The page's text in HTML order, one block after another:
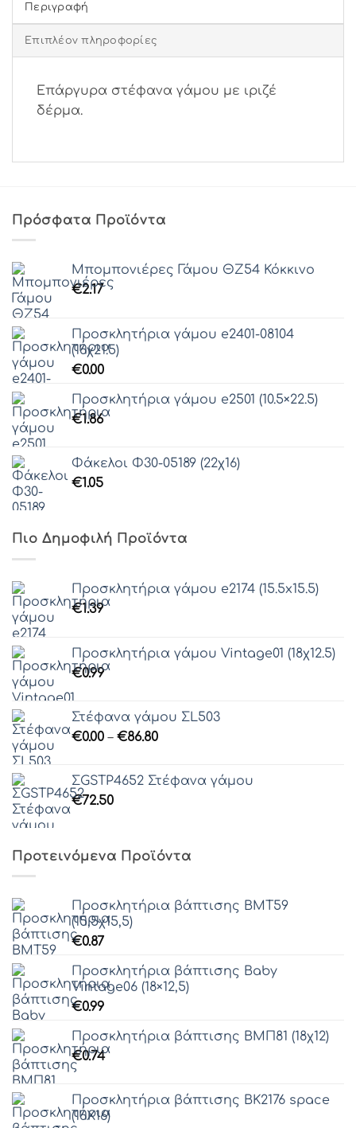
Περιγραφή
Επιπλέον πληροφορίες
Επάργυρα στέφανα γάμου με ιριζέ
δέρμα.
Πρόσφατα Προϊόντα
Μπομπονιέρες Γάμου ΘZ54 Κόκκινο
€2.17
Προσκλητήρια γάμου e2401-08104
(16χ21.5)
€0.00
Προσκλητήρια γάμου e2501 (10.5×22.5)
€1.86
Φάκελοι Φ30-05189 (22χ16)
€1.05
Πιο Δημοφιλή Προϊόντα
Προσκλητήρια γάμου e2174 (15.5x15.5)
€1.39
Προσκλητήρια γάμου Vintage01 (18χ12.5)
€0.99
Στέφανα γάμου ΣL503
€0.00 – €86.80Price
through
ΣGSTP4652 Στέφανα γάμου
€72.50
Προτεινόμενα Προϊόντα
Προσκλητήρια βάπτισης ΒΜΤ59
(15,5χ15,5)
€0.87
Προσκλητήρια βάπτισης Baby
Vintage06 (18×12,5)
€0.99
Προσκλητήρια βάπτισης ΒΜΠ81 (18χ12)
€0.74
Προσκλητήρια βάπτισης ΒΚ2176 space
(16Χ16)